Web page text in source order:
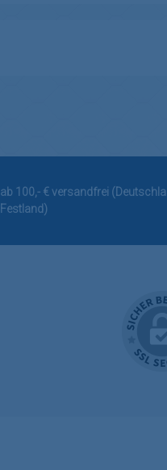
ab 100,- € versandfrei
Festland)